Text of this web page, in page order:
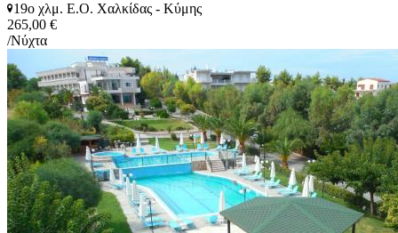
19ο χλμ. Ε.Ο. Χαλκίδας - Κύμης
265,00 €
/Νύχτα